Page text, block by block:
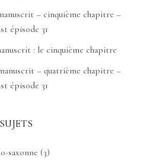
– cinquième chapitre –
épisode 31
: le cinquième chapitre
– quatrième chapitre –
épisode 31
SUJETS
saxonne (3)